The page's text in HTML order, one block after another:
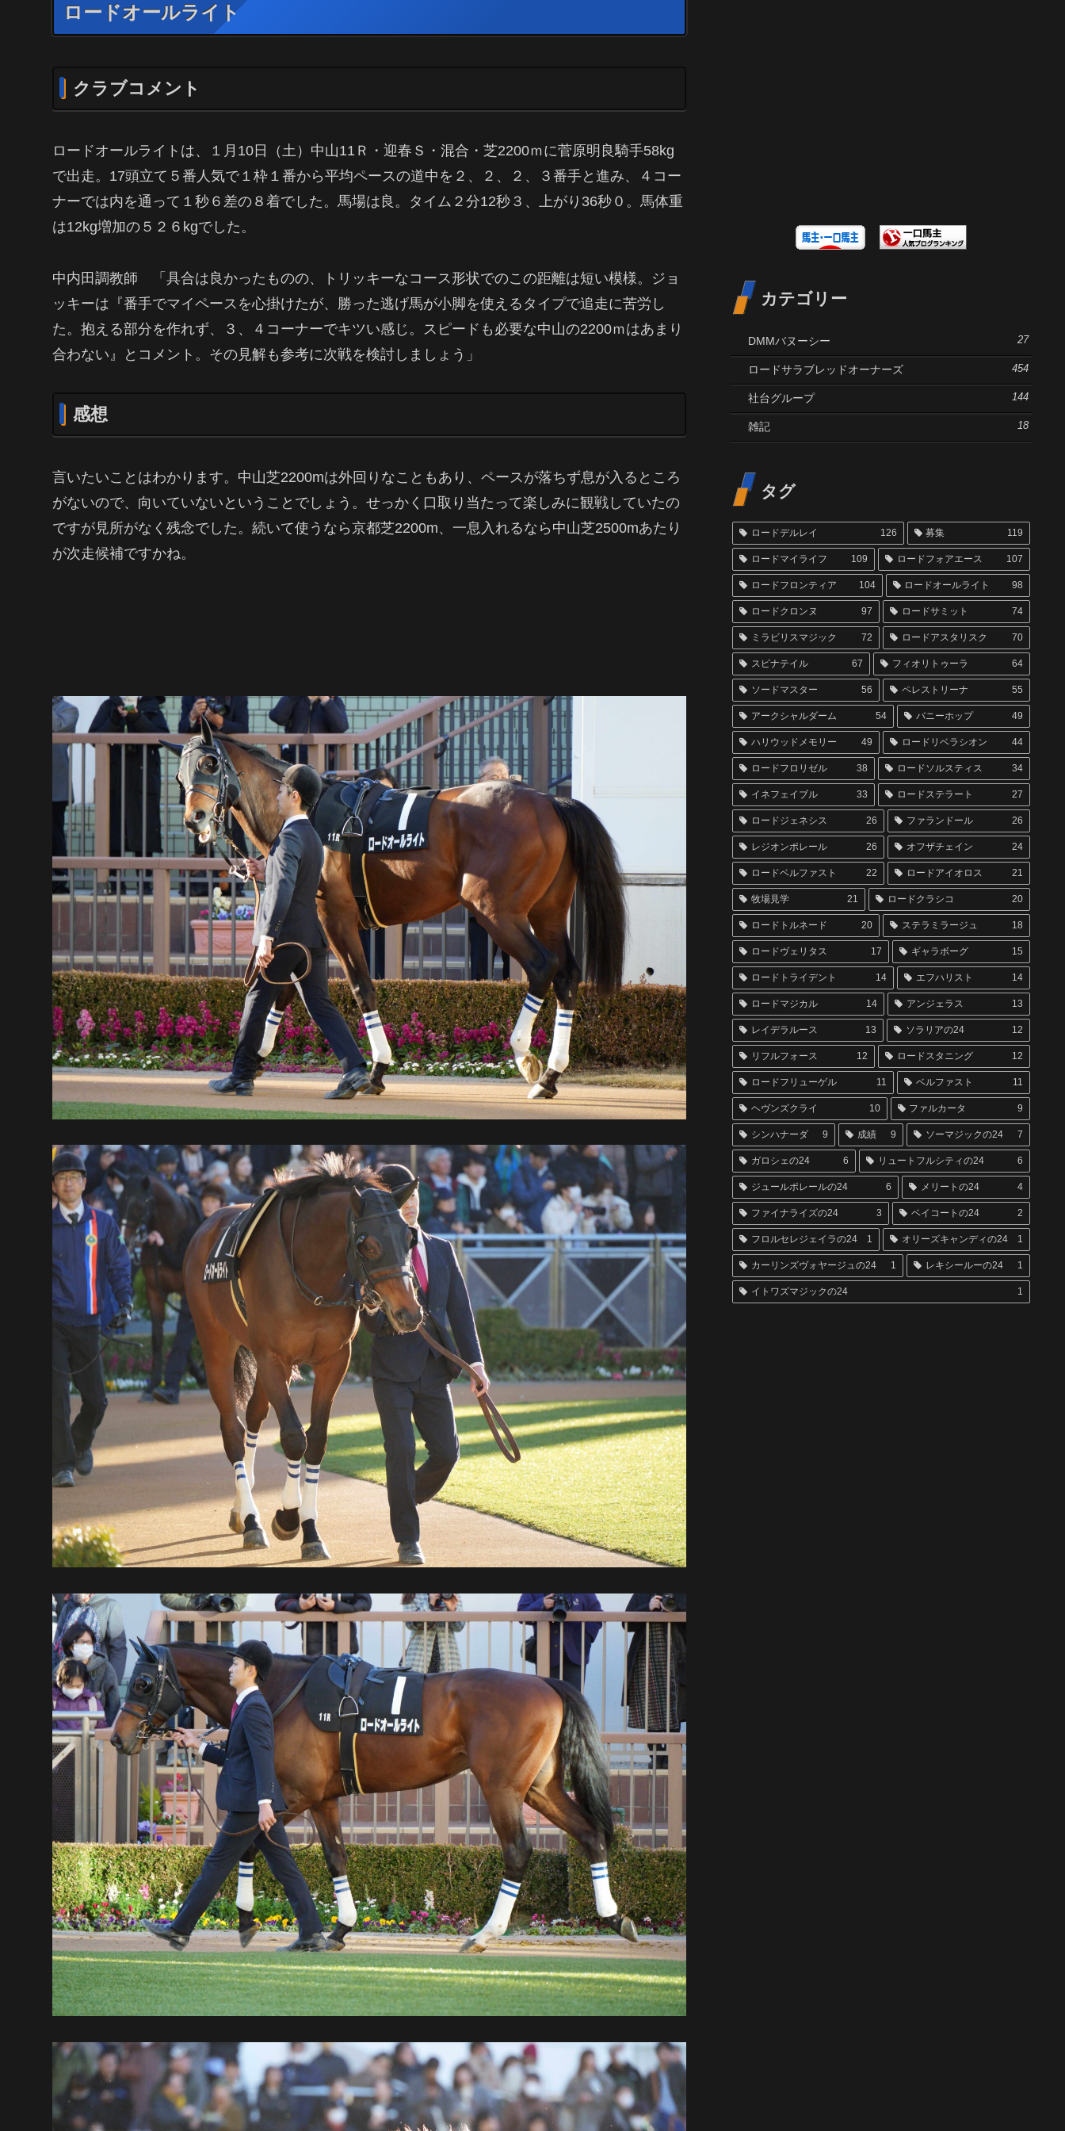
ロードオールライト
クラブコメント
ロードオールライトは、１月10日（土）中山11Ｒ・迎春Ｓ・混合・芝2200ｍに菅原明良騎手58kg
で出走。17頭立て５番人気で１枠１番から平均ペースの道中を２、２、２、３番手と進み、４コー
ナーでは内を通って１秒６差の８着でした。馬場は良。タイム２分12秒３、上がり36秒０。馬体重
は12kg増加の５２６kgでした。
中内田調教師 「具合は良かったものの、トリッキーなコース形状でのこの距離は短い模様。ジョ
ッキーは『番手でマイペースを心掛けたが、勝った逃げ馬が小脚を使えるタイプで追走に苦労し
た。抱える部分を作れず、３、４コーナーでキツい感じ。スピードも必要な中山の2200ｍはあまり
合わない』とコメント。その見解も参考に次戦を検討しましょう」
感想
言いたいことはわかります。中山芝2200mは外回りなこともあり、ペースが落ちず息が入るところ
がないので、向いていないということでしょう。せっかく口取り当たって楽しみに観戦していたの
ですが見所がなく残念でした。続いて使うなら京都芝2200m、一息入れるなら中山芝2500mあたり
が次走候補ですかね。
カテゴリー
DMMバヌーシー 27
ロードサラブレッドオーナーズ 454
社台グループ 144
雑記 18
タグ
ロードデルレイ 126 募集 119
ロードマイライフ 109 ロードフォアエース 107
ロードフロンティア 104 ロードオールライト 98
ロードクロンヌ 97 ロードサミット 74
ミラビリスマジック 72 ロードアスタリスク 70
スピナテイル 67 フィオリトゥーラ 64
ソードマスター 56 ペレストリーナ 55
アークシャルダーム 54 バニーホップ 49
ハリウッドメモリー 49 ロードリベラシオン 44
ロードフロリゼル 38 ロードソルスティス 34
イネフェイブル 33 ロードステラート 27
ロードジェネシス 26 ファランドール 26
レジオンポレール 26 オフザチェイン 24
ロードベルファスト 22 ロードアイオロス 21
牧場見学 21 ロードクラシコ 20
ロードトルネード 20 ステラミラージュ 18
ロードヴェリタス 17 ギャラボーグ 15
ロードトライデント 14 エフハリスト 14
ロードマジカル 14 アンジェラス 13
レイデラルース 13 ソラリアの24 12
リフルフォース 12 ロードスタニング 12
ロードフリューゲル 11 ベルファスト 11
ヘヴンズクライ 10 ファルカータ 9
シンハナーダ 9 成績 9 ソーマジックの24 7
ガロシェの24 6 リュートフルシティの24 6
ジュールポレールの24 6 メリートの24 4
ファイナライズの24 3 ベイコートの24 2
フロルセレジェイラの24 1 オリーズキャンディの24 1
カーリンズヴォヤージュの24 1 レキシールーの24 1
イトワズマジックの24 1